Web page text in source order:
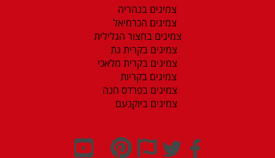
צמיגים בנהריה
צמיגים הכרמיאל
צמיגים בחצור הגלילית
צמיגים בקרית גת
צמיגים בקרית מלאכי
צמיגים בקריות
צמיגים בפרדס חנה
צמיגים ביוקנעם